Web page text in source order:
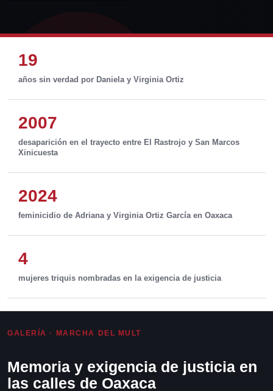
19
años sin verdad por Daniela y Virginia Ortiz
2007
desaparición en el trayecto entre El Rastrojo y San Marcos
Xinicuesta
2024
feminicidio de Adriana y Virginia Ortiz García en Oaxaca
4
mujeres triquis nombradas en la exigencia de justicia
GALERÍA · MARCHA DEL MULT
Memoria y exigencia de justicia en
las calles de Oaxaca